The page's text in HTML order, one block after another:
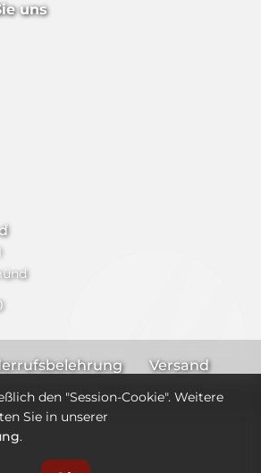
uns
Versand
Datenschutz
den "Session-Cookie". Weitere
Sie in unserer
.